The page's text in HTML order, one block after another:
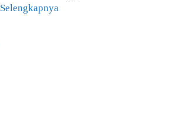
Selengkapnya